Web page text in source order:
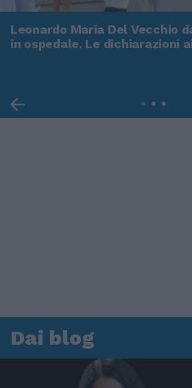
Leonardo Maria Del Vecchio
in ospedale. Le dichiarazioni
Dai blog